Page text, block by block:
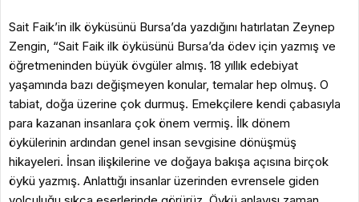
Sait Faik’in ilk öyküsünü Bursa’da yazdığını hatırlatan Zeynep
Zengin, “Sait Faik ilk öyküsünü Bursa’da ödev için yazmış ve
öğretmeninden büyük övgüler almış. 18 yıllık edebiyat
yaşamında bazı değişmeyen konular, temalar hep olmuş. O
tabiat, doğa üzerine çok durmuş. Emekçilere kendi çabasıyla
para kazanan insanlara çok önem vermiş. İlk dönem
öykülerinin ardından genel insan sevgisine dönüşmüş
hikayeleri. İnsan ilişkilerine ve doğaya bakışa açısına birçok
öykü yazmış. Anlattığı insanlar üzerinden evrensele giden